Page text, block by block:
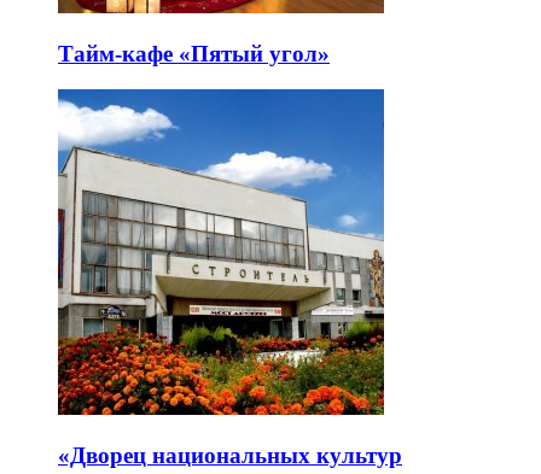
Тайм-кафе «Пятый угол»
«Дворец национальных культур